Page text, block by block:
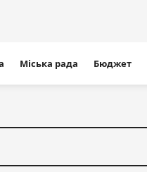
Міська рада Бюджет